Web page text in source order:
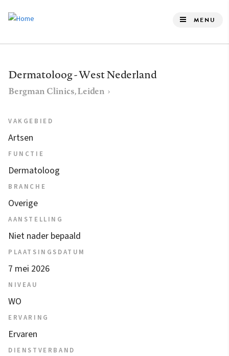
de
gaan
MENU
Dermatoloog - West Nederland
Bergman Clinics, Leiden
VAKGEBIED
Artsen
FUNCTIE
Dermatoloog
BRANCHE
Overige
AANSTELLING
Niet nader bepaald
PLAATSINGSDATUM
7 mei 2026
NIVEAU
WO
ERVARING
Ervaren
DIENSTVERBAND